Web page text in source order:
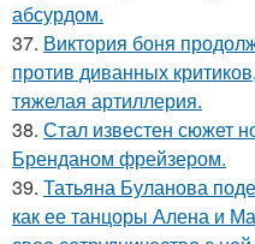
абсурдом.
37. Виктория боня
против диванных
тяжелая артиллерия.
38. Стал известен сюжет
Бренданом фрейзером.
39. Татьяна Буланова
как ее танцоры Алена и